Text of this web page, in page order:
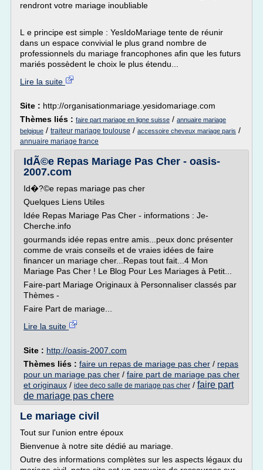
rendront votre mariage inoubliable
L e principe est simple : YesIdoMariage tente de réunir
dans un espace convivial le plus grand nombre de
professionnels du mariage francophones afin que les futurs
mariés possèdent le choix le plus étendu...
Lire la suite
Site : http://organisationmariage.yesidomariage.com
Thèmes liés : faire part mariage en ligne suisse / annuaire mariage
belgique / traiteur mariage toulouse / accessoire cheveux mariage paris /
annuaire mariage france
IdÃ©e Repas Mariage Pas Cher - oasis-
2007.com
Id�?©e repas mariage pas cher
Quelques Liens Utiles
Idée Repas Mariage Pas Cher - informations : Je-
Cherche.info
gourmands idée repas entre amis...peux donc présenter
comme de vrais conseils et de vraies idées de faire
financer un mariage cher...Repas tout fait...4 Mon
Mariage Pas Cher ! Le Blog Pour Les Mariages à Petit...
Faire-part Mariage Originaux à Personnaliser classés par
Thèmes -
Faire Part de mariage...
Lire la suite
Site : http://oasis-2007.com
Thèmes liés : faire un repas de mariage pas cher / repas
pour un mariage pas cher / faire part de mariage pas cher
et originaux / idee deco salle de mariage pas cher / faire part
de mariage pas chere
Le mariage civil
Tout sur l'union entre époux
Bienvenue à notre site dédié au mariage.
Outre des informations complètes sur les aspects légaux du